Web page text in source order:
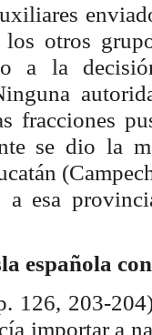
otros
a
la
fracciones
se dio la
a esa
española
126, 203-
importar a